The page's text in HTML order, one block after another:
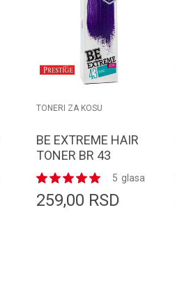
TONERI ZA KOSU
BE EXTREME HAIR
TONER BR 43
INDIGO
glasa
5
259,00 RSD